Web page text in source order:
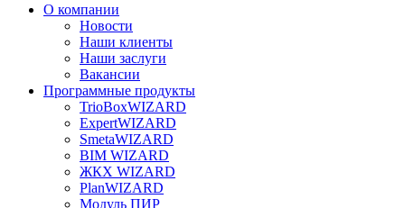
О компании
Новости
Наши клиенты
Наши заслуги
Вакансии
Программные продукты
TrioBoxWIZARD
ExpertWIZARD
SmetaWIZARD
BIM WIZARD
ЖКХ WIZARD
PlanWIZARD
Модуль ПИР